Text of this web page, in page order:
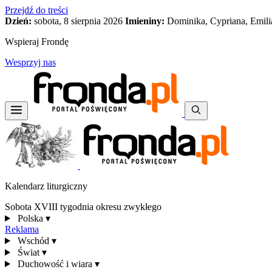
Przejdź do treści
Dzień: sobota, 8 sierpnia 2026 Imieniny: Dominika, Cypriana,
Wspieraj Frondę
Wesprzyj nas
Kalendarz liturgiczny
Sobota XVIII tygodnia okresu zwykłego
Polska ▾
Reklama
Wschód ▾
Świat ▾
Duchowość i wiara ▾